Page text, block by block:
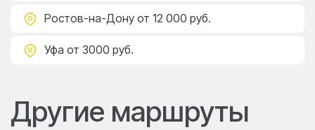
Ростов-на-Дону от 12 000 руб.
Уфа от 3000 руб.
Другие маршруты